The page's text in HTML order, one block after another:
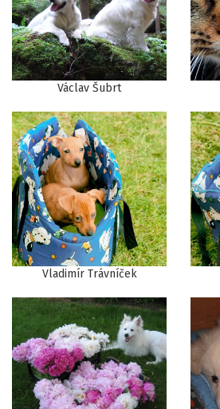
Václav Šubrt
Vladimír Trávníček